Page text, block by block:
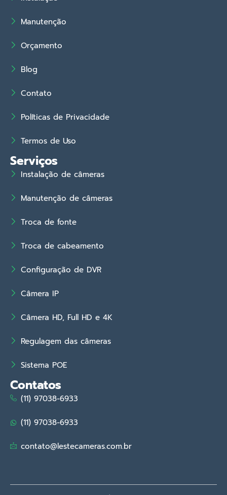
Manutenção
Orçamento
Blog
Contato
Políticas de Privacidade
Termos de Uso
Serviços
Instalação de câmeras
Manutenção de câmeras
Troca de fonte
Troca de cabeamento
Configuração de DVR
Câmera IP
Câmera HD, Full HD e 4K
Regulagem das câmeras
Sistema POE
Contatos
(11) 97038-6933
(11) 97038-6933
contato@lestecameras.com.br